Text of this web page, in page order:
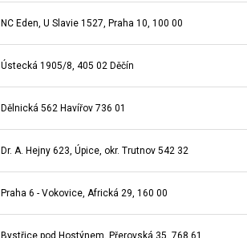
NC Eden, U Slavie 1527, Praha 10, 100 00
Ústecká 1905/8, 405 02 Děčín
Dělnická 562 Havířov 736 01
Dr. A. Hejny 623, Úpice, okr. Trutnov 542 32
Praha 6 - Vokovice, Africká 29, 160 00
Bystřice pod Hostýnem, Přerovská 35, 768 61